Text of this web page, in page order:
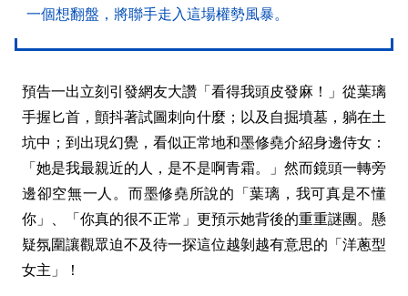
一個想翻盤，將聯手走入這場權勢風暴。
預告一出立刻引發網友大讚「看得我頭皮發麻！」從葉璃
手握匕首，顫抖著試圖刺向什麼；以及自掘墳墓，躺在土
坑中；到出現幻覺，看似正常地和墨修堯介紹身邊侍女：
「她是我最親近的人，是不是啊青霜。」然而鏡頭一轉旁
邊卻空無一人。而墨修堯所說的「葉璃，我可真是不懂
你」、「你真的很不正常」更預示她背後的重重謎團。懸
疑氛圍讓觀眾迫不及待一探這位越剝越有意思的「洋蔥型
女主」！